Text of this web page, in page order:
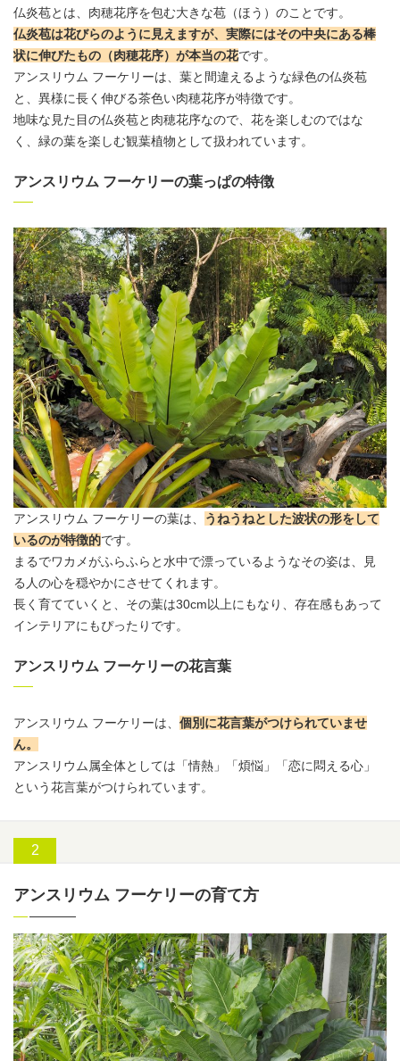
仏炎苞とは、肉穂花序を包む大きな苞（ほう）のことです。
仏炎苞は花びらのように見えますが、実際にはその中央にある棒
状に伸びたもの（肉穂花序）が本当の花です。
アンスリウム フーケリーは、葉と間違えるような緑色の仏炎苞
と、異様に長く伸びる茶色い肉穂花序が特徴です。
地味な見た目の仏炎苞と肉穂花序なので、花を楽しむのではな
く、緑の葉を楽しむ観葉植物として扱われています。
アンスリウム フーケリーの葉っぱの特徴
アンスリウム フーケリーの葉は、
うねうねとした波状の形をして
いるのが特徴的です。
まるでワカメがふらふらと水中で漂っているようなその姿は、見
る人の心を穏やかにさせてくれます。
長く育てていくと、その葉は30cm以上にもなり、存在感もあって
インテリアにもぴったりです。
アンスリウム フーケリーの花言葉
アンスリウム フーケリーは、 個別に花言葉がつけられていませ
ん。
アンスリウム 属全体としては「情熱」「煩悩」「恋に悶える心」
という花言葉がつけられています。
アンスリウム フーケリーの育て方